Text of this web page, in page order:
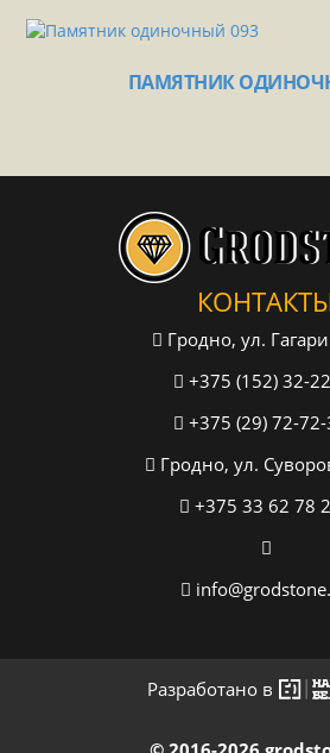
ПАМЯТНИК
Гродно, ул.
+375 (152) 32-
+375 (29) 72-
Гродно, ул.
+375 33 62 78
Разработано в